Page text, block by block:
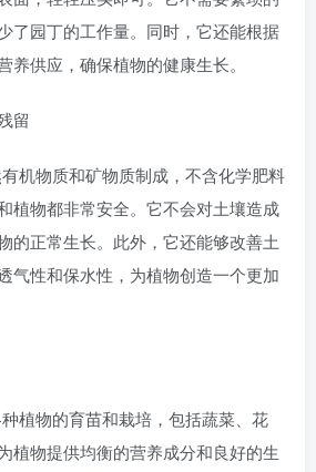
了园丁的工作量。同时，它还能根据
养供应，确保植物的健康生长。
留
机物质和矿物质制成，不含化学肥料
植物都非常安全。它不会对土壤造成
的正常生长。此外，它还能够改善土
气性和保水性，为植物创造一个更加
植物的育苗和栽培，包括蔬菜、花
植物提供均衡的营养成分和良好的生